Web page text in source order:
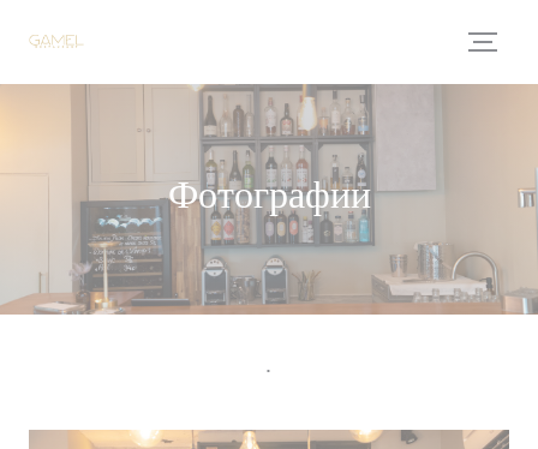
Фотографии
.